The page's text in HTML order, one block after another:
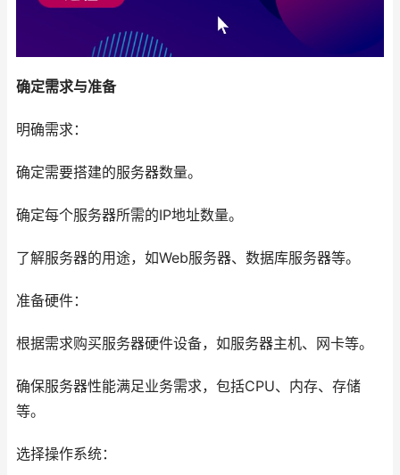
确定需求与准备
明确需求：
确定需要搭建的服务器数量。
确定每个服务器所需的IP地址数量。
了解服务器的用途，如Web服务器、数据库服务器等。
准备硬件：
根据需求购买服务器硬件设备，如服务器主机、网卡等。
确保服务器性能满足业务需求，包括CPU、内存、存储
等。
选择操作系统：